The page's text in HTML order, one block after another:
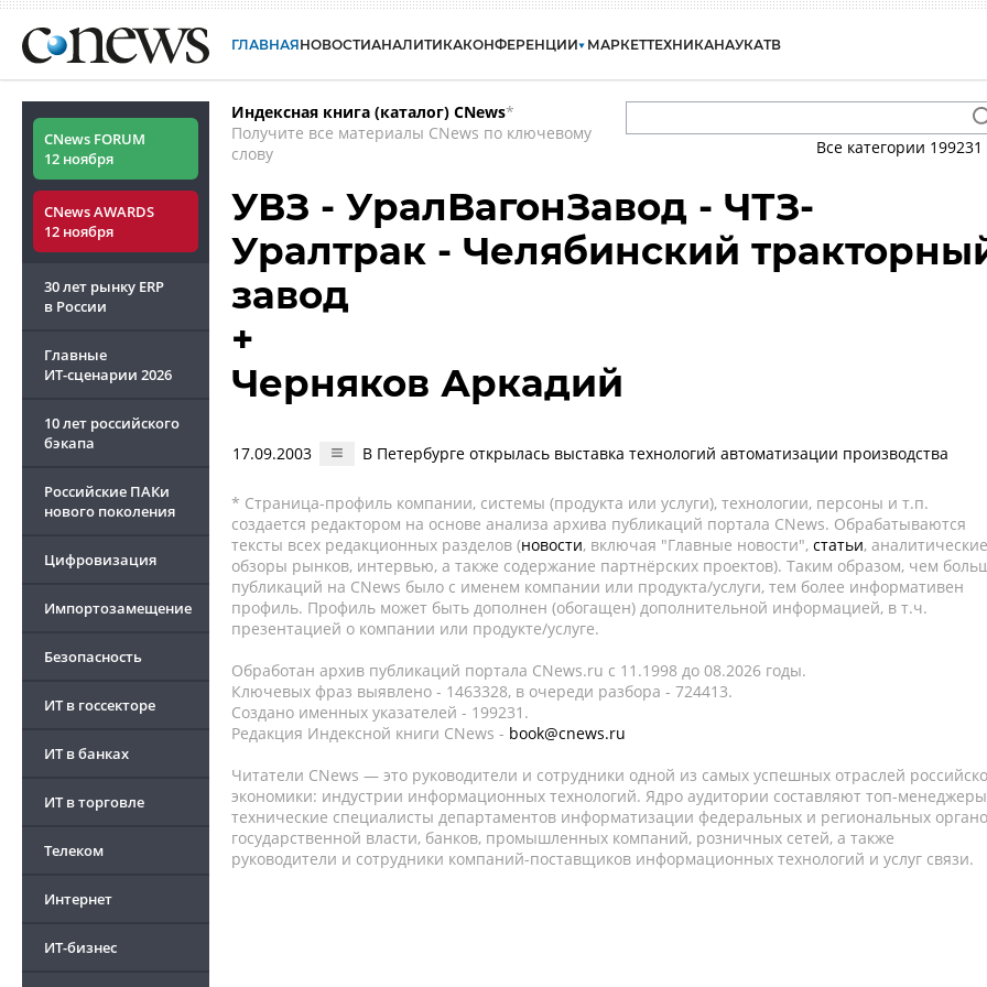
ГЛАВНАЯНОВОСТИАНАЛИТИКАКОНФЕРЕНЦИИ МАРКЕТТЕХНИКАНАУКАТВ
CNews FORUM
12 ноября
CNews AWARDS
12 ноября
30 лет рынку ERP
в России
Главные
ИТ-сценарии 2026
10 лет российского
бэкапа
Российские ПАКи
нового поколения
Цифровизация
Импортозамещение
Безопасность
ИТ в госсекторе
ИТ в банках
ИТ в торговле
Телеком
Интернет
ИТ-бизнес
Индексная книга (каталог) CNews*
Получите все материалы CNews по ключевому
слову
Все категории 199231
УВЗ - УралВагонЗавод - ЧТЗ-
Уралтрак - Челябинский
завод
+
Черняков Аркадий
17.09.2003 В Петербурге открылась выставка технологий автоматизации производства
* Страница-профиль компании, системы (продукта или услуги), технологии, персоны и т.п.
создается редактором на основе анализа архива публикаций портала CNews. Обрабатываются
тексты всех редакционных разделов (новости, включая "Главные новости", статьи, аналитические
обзоры рынков, интервью, а также содержание партнёрских проектов). Таким образом, чем
публикаций на CNews было с именем компании или продукта/услуги, тем более информативен
профиль. Профиль может быть дополнен (обогащен) дополнительной информацией, в т.ч.
презентацией о компании или продукте/услуге.
Обработан архив публикаций портала CNews.ru c 11.1998 до 08.2026 годы.
Ключевых фраз выявлено - 1463328, в очереди разбора - 724413.
Создано именных указателей - 199231.
Редакция Индексной книги CNews - book@cnews.ru
Читатели CNews — это руководители и сотрудники одной из самых успешных отраслей
экономики: индустрии информационных технологий. Ядро аудитории составляют топ-
технические специалисты департаментов информатизации федеральных и региональных
государственной власти, банков, промышленных компаний, розничных сетей, а также
руководители и сотрудники компаний-поставщиков информационных технологий и услуг связи.